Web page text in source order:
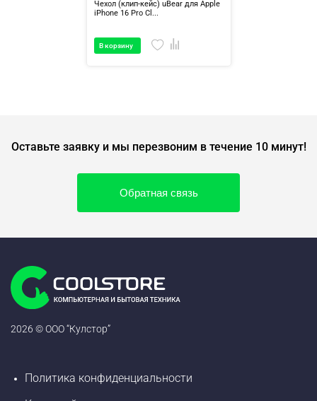
Чехол (клип-кейс) uBear для Apple
iPhone 16 Pro Cl...
В корзину
Оставьте заявку и мы перезвоним в течение 10 минут!
Обратная связь
2026 © ООО “Кулстор”
Политика конфиденциальности